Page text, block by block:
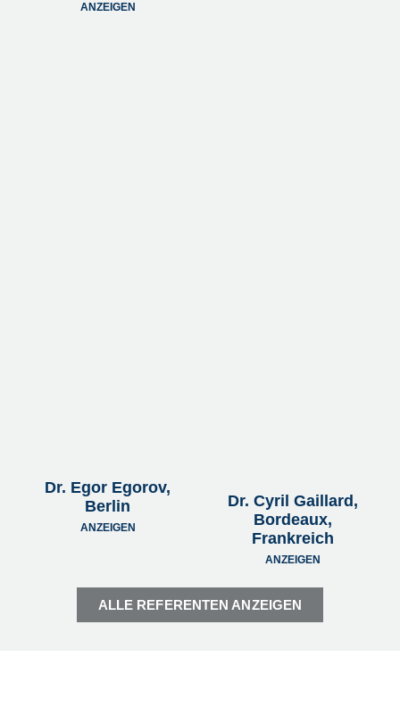
ANZEIGEN
Dr. Egor Egorov,
Berlin
ANZEIGEN
Dr. Cyril Gaillard,
Bordeaux,
Frankreich
ANZEIGEN
ALLE REFERENTEN ANZEIGEN